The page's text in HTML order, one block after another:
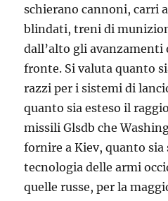
schierano cannoni, carri
blindati, treni di
dall’alto gli
fronte. Si valuta quanto
razzi per i sistemi di
quanto sia esteso il
missili Glsdb che
fornire a Kiev, quanto sia
tecnologia delle armi
quelle russe, per la